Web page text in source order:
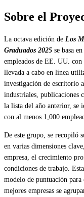
Sobre el
La octava edición de Los
Graduados 2025 se basa
empleados de EE. UU. con
llevada a cabo en línea
investigación de escritorio
industriales, publicaciones
la lista del año anterior, se
con al menos 1,000
De este grupo, se recopiló
en varias dimensiones
empresa, el crecimiento
condiciones de trabajo.
modelo de puntuación
mejores empresas se